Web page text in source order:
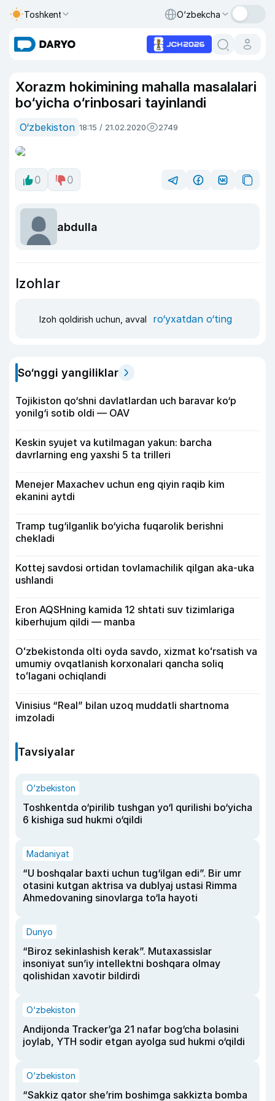
Toshkent O‘zbekcha
Xorazm hokimining mahalla masalalari
bo‘yicha o‘rinbosari tayinlandi
O‘zbekiston 18:15 / 21.02.2020 2749
0 0
abdulla
Izohlar
Izoh qoldirish uchun, avval ro‘yxatdan o‘ting
So‘nggi yangiliklar
Tojikiston qo‘shni davlatlardan uch baravar ko‘p
yonilg‘i sotib oldi — OAV
Keskin syujet va kutilmagan yakun: barcha
davrlarning eng yaxshi 5 ta trilleri
Menejer Maxachev uchun eng qiyin raqib kim
ekanini aytdi
Tramp tug‘ilganlik bo‘yicha fuqarolik berishni
chekladi
Kottej savdosi ortidan tovlamachilik qilgan aka-uka
ushlandi
Eron AQSHning kamida 12 shtati suv tizimlariga
kiberhujum qildi — manba
Oʻzbekistonda olti oyda savdo, xizmat koʻrsatish va
umumiy ovqatlanish korxonalari qancha soliq
toʻlagani ochiqlandi
Vinisius “Real” bilan uzoq muddatli shartnoma
imzoladi
Tavsiyalar
O‘zbekiston
Toshkentda o‘pirilib tushgan yo‘l qurilishi bo‘yicha
6 kishiga sud hukmi o‘qildi
Madaniyat
“U boshqalar baxti uchun tug‘ilgan edi”. Bir umr
otasini kutgan aktrisa va dublyaj ustasi Rimma
Ahmedovaning sinovlarga to‘la hayoti
Dunyo
“Biroz sekinlashish kerak”. Mutaxassislar
insoniyat sun’iy intellektni boshqara olmay
qolishidan xavotir bildirdi
O‘zbekiston
Andijonda Tracker’ga 21 nafar bog‘cha bolasini
joylab, YTH sodir etgan ayolga sud hukmi o‘qildi
O‘zbekiston
“Sakkiz qator she’rim boshimga sakkizta bomba